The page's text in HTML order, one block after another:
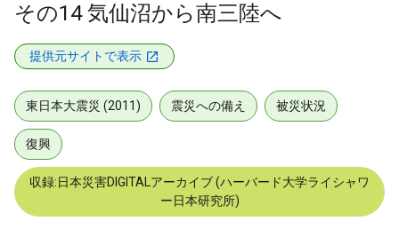
その14 気仙沼から南三陸へ
提供元サイトで表示
東日本大震災 (2011) 震災への備え 被災状況
復興
収録:日本災害DIGITALアーカイブ (ハーバード大学ライシャワ
ー日本研究所)